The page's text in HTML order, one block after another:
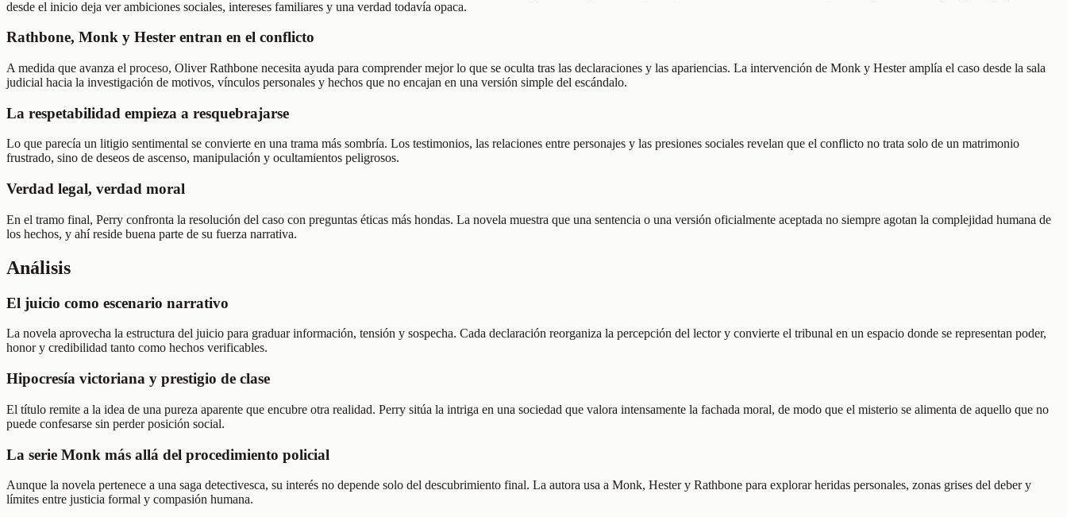
desde el inicio deja ver ambiciones sociales, intereses familiares y una verdad todavía opaca.
Rathbone, Monk y Hester entran en el conflicto
A medida que avanza el proceso, Oliver Rathbone necesita ayuda para comprender mejor lo que se oculta tras las declaraciones y las apariencias. La intervención de Monk y Hester amplía el caso desde la sala
judicial hacia la investigación de motivos, vínculos personales y hechos que no encajan en una versión simple del escándalo.
La respetabilidad empieza a resquebrajarse
Lo que parecía un litigio sentimental se convierte en una trama más sombría. Los testimonios, las relaciones entre personajes y las presiones sociales revelan que el conflicto no trata solo de un matrimonio
frustrado, sino de deseos de ascenso, manipulación y ocultamientos peligrosos.
Verdad legal, verdad moral
En el tramo final, Perry confronta la resolución del caso con preguntas éticas más hondas. La novela muestra que una sentencia o una versión oficialmente aceptada no siempre agotan la complejidad humana de
los hechos, y ahí reside buena parte de su fuerza narrativa.
Análisis
El juicio como escenario narrativo
La novela aprovecha la estructura del juicio para graduar información, tensión y sospecha. Cada declaración reorganiza la percepción del lector y convierte el tribunal en un espacio donde se representan poder,
honor y credibilidad tanto como hechos verificables.
Hipocresía victoriana y prestigio de clase
El título remite a la idea de una pureza aparente que encubre otra realidad. Perry sitúa la intriga en una sociedad que valora intensamente la fachada moral, de modo que el misterio se alimenta de aquello que no
puede confesarse sin perder posición social.
La serie Monk más allá del procedimiento policial
Aunque la novela pertenece a una saga detectivesca, su interés no depende solo del descubrimiento final. La autora usa a Monk, Hester y Rathbone para explorar heridas personales, zonas grises del deber y
límites entre justicia formal y compasión humana.